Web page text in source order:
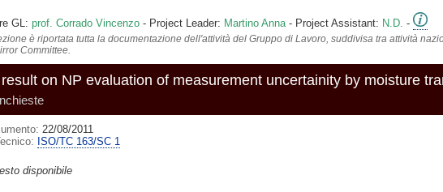
GL: prof. Corrado Vincenzo- Project Leader: Martino Anna- Project Assistant: N.D. -
è riportata tutta la documentazione dell'attività del Gruppo di Lavoro, suddivisa tra attività
Committee.
on NP evaluation of measurement uncertainity by moisture
22/08/2011
ISO/TC 163/SC 1
disponibile